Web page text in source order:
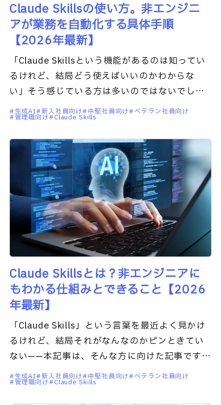
Claude Skillsの使い方。非エンジニ
アが業務を自動化する具体手順
【2026年最新】
「Claude Skillsという機能があるのは知ってい
るけれど、結局どう使えばいいのかわからな
い」そう感じている方は多いのではないでしょ
うか。私自身、コードを一行も書けない営業職
としてClaud
生成AI 新入社員向け 中堅社員向け ベテラン社員向け
管理職向け Claude Skills
Claude Skillsとは？非エンジニアに
もわかる仕組みとできること【2026
年最新】
「Claude Skills」という言葉を最近よく見かけ
るけれど、結局それがなんなのかピンときてい
ない——本記事は、そんな方に向けた記事です。
私はコードを一行も書けない営業職ですが、今
ではこのCl
生成AI 新入社員向け 中堅社員向け ベテラン社員向け
管理職向け Claude Skills